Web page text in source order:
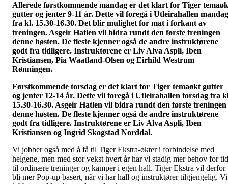
Allerede førstkommende mandag er det klart for Tiger
gutter og jenter 9-11 år. Dette vil foregå i Utleirahallen mandag
fra kl. 15.30-16.30. Det blir mulighet for mat i forkant av
treningen. Asgeir Hatlen vil bidra rundt den første treningen
denne høsten. De fleste kjenner også de andre instruktørene
godt fra tidligere. Instruktørene er Liv Alva Aspli, Iben
Kristiansen, Pia Waatland-Olsen og Eirhild Westrum
Rønningen.
Førstkommende torsdag er det klart for Tiger temaøkt gutter
og jenter 12-14 år. Dette vil foregå i Utleirahallen torsdag fra
15.30-16.30. Asgeir Hatlen vil bidra rundt den første treningen
denne høsten. De fleste kjenner også de andre instruktørene
godt fra tidligere. Instruktørene er Liv Alva Aspli, Iben
Kristiansen og Ingrid Skogstad Norddal.
Vi jobber også med å få til Tiger Ekstra-økter i forbindelse med
helgene, men med stor vekst hvert år har vi stadig mer behov for tid
til ordinære treninger og kamper i egen hall. Tiger Ekstra vil derfor
bli mer Pop-up basert, når vi har hall og instruktører tilgjengelig. Vi